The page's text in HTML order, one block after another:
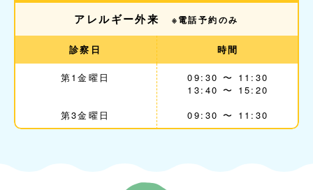
アレルギー外来 ※電話予約のみ
診察日 時間
第1金曜日
第3金曜日
09:30 〜 11:30
13:40 〜 15:20
09:30 〜 11:30